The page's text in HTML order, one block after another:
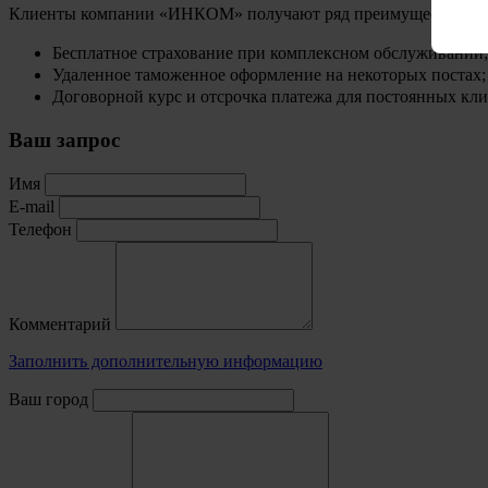
Клиенты компании «ИНКОМ» получают ряд преимуществ:
Бесплатное страхование при комплексном обслуживании;
Удаленное таможенное оформление на некоторых постах;
Договорной курс и отсрочка платежа для постоянных
Ваш запрос
Имя
E-mail
Телефон
Комментарий
Заполнить дополнительную информацию
Ваш город